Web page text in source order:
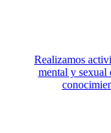
Realizamos
mental y sexual